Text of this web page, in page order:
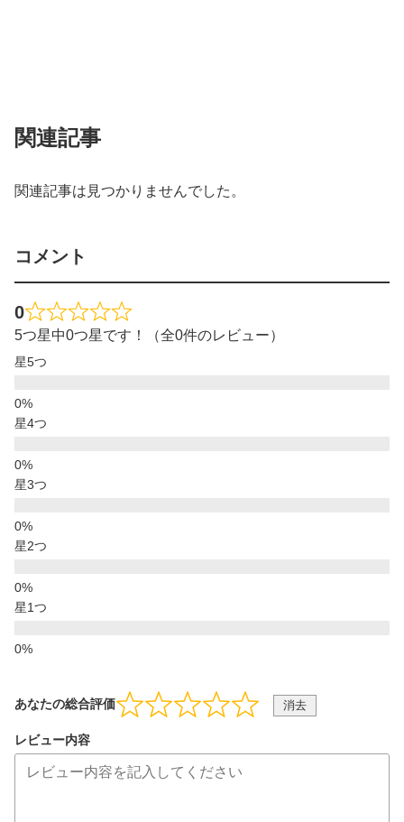
関連記事
関連記事は見つかりませんでした。
コメント
0
5つ星中0つ星です！（全0件のレビュー）
星5つ
星4つ
星3つ
星2つ
星1つ
あなたの総合評価 消去
レビュー内容